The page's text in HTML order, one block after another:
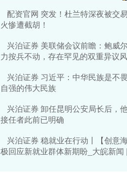
配资官网 突发！杜兰特深夜被交
火惨遭截胡！
兴泊证券 美联储会议前瞻：鲍威
力按兵不动，存在罕见的双重异议
兴泊证券 习近平：中华民族是不
自强的伟大民族
兴泊证券 卸任昆明公安局长后，
接任者此前已明确
兴泊证券 稳就业在行动丨【创意
极回应新就业群体新期盼_大皖新闻